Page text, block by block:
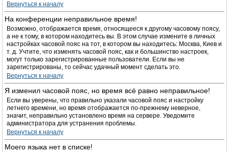
Вернуться к началу
На конференции неправильное время!
Возможно, отображается время, относящееся к другому часовому поясу,
а не к тому, в котором находитесь вы. В этом случае измените в личных
настройках часовой пояс на тот, в котором вы находитесь: Москва, Киев и
т. д. Учтите, что изменять часовой пояс, как и большинство настроек,
могут только зарегистрированные пользователи. Если вы не
зарегистрированы, то сейчас удачный момент сделать это.
Вернуться к началу
Я изменил часовой пояс, но время всё равно неправильное!
Если вы уверены, что правильно указали часовой пояс и настройку
летнего времени, но время отображается по-прежнему неверное,
значит, неправильно установлено время на сервере. Уведомите
администратора для устранения проблемы.
Вернуться к началу
Моего языка нет в списке!